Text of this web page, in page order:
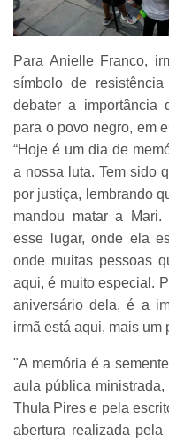
Para Anielle Franco,
símbolo de
debater a importância
para o povo negro, em
“Hoje é um dia de
a nossa luta. Tem sido
por justiça, lembrando
mandou matar a Mari.
esse lugar, onde ela
onde muitas pessoas
aqui, é muito especial.
aniversário dela, é a
irmã está aqui, mais um
"A memória é a
aula pública
Thula Pires e pela
abertura realizada